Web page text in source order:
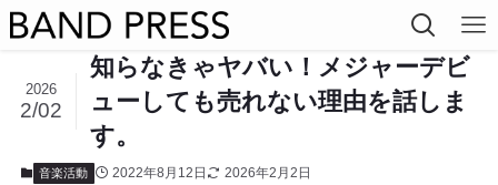
知らなきゃヤバい！メジャーデビ
ューしても売れない理由を話しま
す。
2026
2/02
音楽活動 2022年8月12日 2026年2月2日